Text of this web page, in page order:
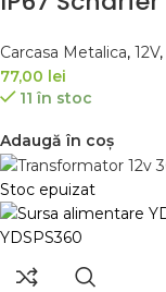
Carcasa Metalica, 12V,
77,00 lei
11 în stoc
Adaugă în coș
Stoc epuizat